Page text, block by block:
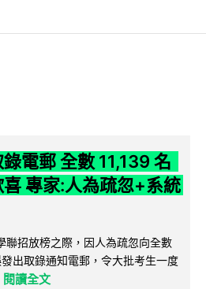
電郵 全數 11,139 名
專家:人為疏忽+系統
聯招放榜之際，因人為疏忽向全數
出取錄通知電郵，令大批考生一度
閱讀全文